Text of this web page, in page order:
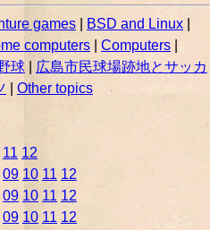
games BSD and Linux
computers
Computers
球
広島市民球場跡地とサッカ
Other topics
11 12
09 10 11 12
09 10 11 12
09 10 11 12